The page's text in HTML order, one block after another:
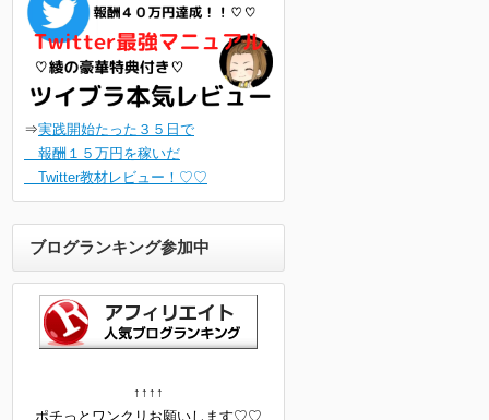
⇒実践開始たった３５日で
報酬１５万円を稼いだ
Twitter教材レビュー！♡♡
ブログランキング参加中
↑↑↑↑
ポチっとワンクリお願いします♡♡